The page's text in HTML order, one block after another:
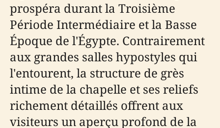
prospéra durant la Troisième
Période Intermédiaire et la Basse
Époque de l'Égypte. Contrairement
aux grandes salles hypostyles qui
l'entourent, la structure de grès
intime de la chapelle et ses reliefs
richement détaillés offrent aux
visiteurs un aperçu profond de la